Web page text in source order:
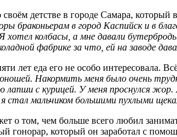
своём детстве в городе Самара,
браконьерам в город Каспийск и в
хотел колбасы, а мне давали
фабрике за что, ей на заводе
лет еда его не особо интересовала.
Накормить меня было очень
лапши с курицей. У меня проснулся
стал мальчиком большими пухлыми
о том, чем больше всего любил
гонорар, который он заработал с